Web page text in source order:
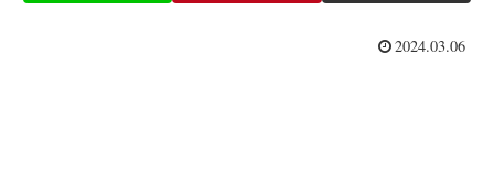
2024.03.06